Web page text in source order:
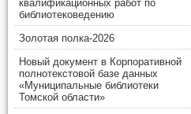
квалификационных работ по
библиотековедению
Золотая полка-2026
Новый документ в Корпоративной
полнотекстовой базе данных
«Муниципальные библиотеки
Томской области»